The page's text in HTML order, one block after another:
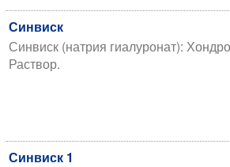
Синвиск
Синвиск (натрия гиалуронат):
Раствор.
Синвиск 1